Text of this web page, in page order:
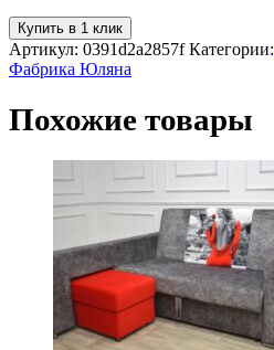
Купить в 1 клик
Артикул: 0391d2a2857f Категории:
Фабрика Юляна
Похожие товары